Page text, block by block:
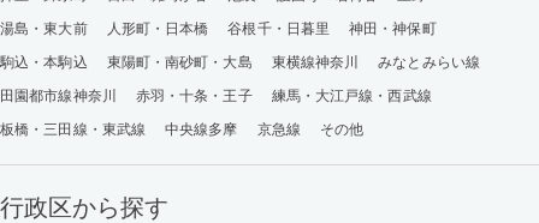
湯島・東大前
人形町・日本橋 谷根千・日暮里
神田・神保町
駒込・本駒込
東陽町・南砂町・大島 東横線神奈川
みなとみらい線
田園都市線神奈川
赤羽・十条・王子
練馬・大江戸線・西武線
板橋・三田線・東武線
中央線多摩 京急線 その他
行政区から探す